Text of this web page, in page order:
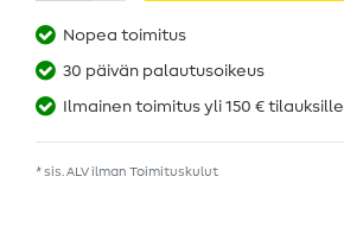
Nopea toimitus
30 päivän palautusoikeus
Ilmainen toimitus yli 150 € tilauksille
* sis. ALV ilman Toimituskulut